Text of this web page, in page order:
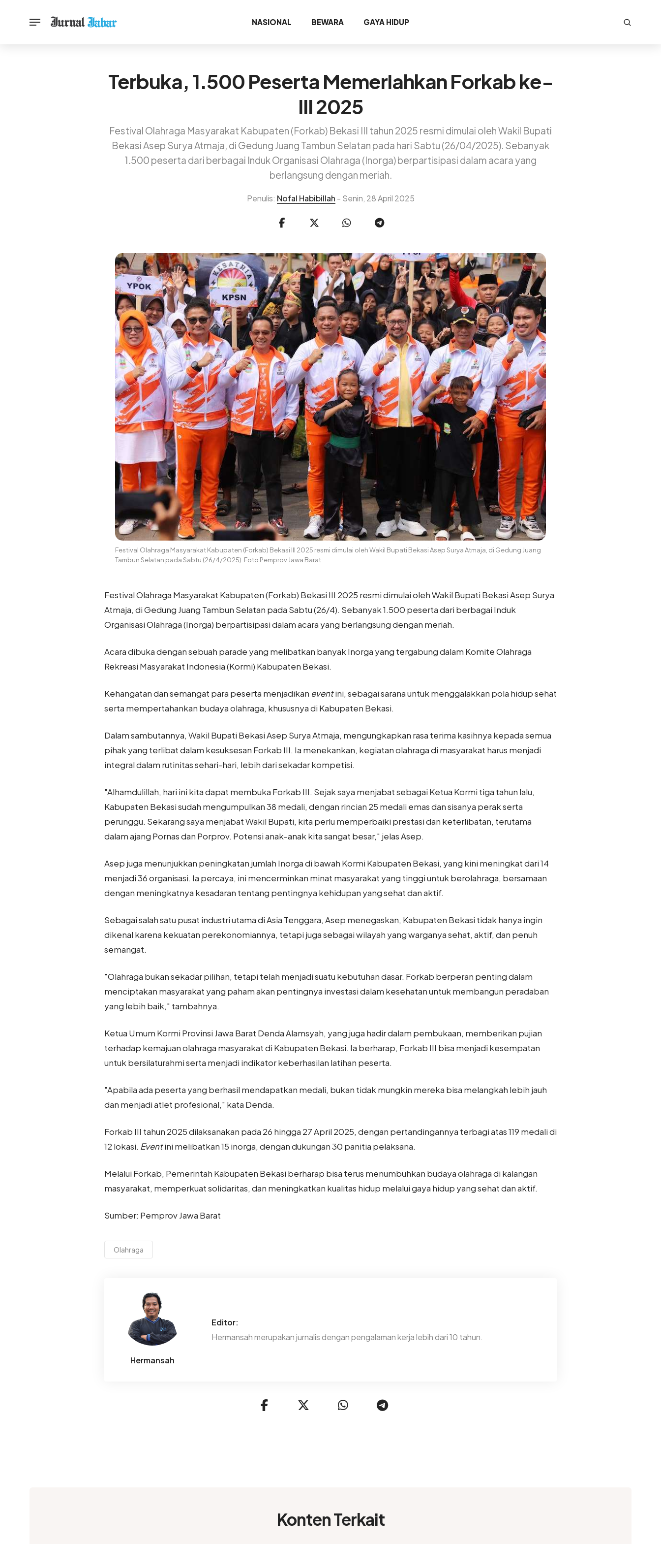
NASIONAL BEWARA GAYA HIDUP
Terbuka, 1.500 Peserta Memeriahkan Forkab ke-
III 2025
Festival Olahraga Masyarakat Kabupaten (Forkab) Bekasi III tahun 2025 resmi dimulai oleh Wakil Bupati
Bekasi Asep Surya Atmaja, di Gedung Juang Tambun Selatan pada hari Sabtu (26/04/2025). Sebanyak
1.500 peserta dari berbagai Induk Organisasi Olahraga (Inorga) berpartisipasi dalam acara yang
berlangsung dengan meriah.
Penulis: Nofal Habibillah - Senin, 28 April 2025
Festival Olahraga Masyarakat Kabupaten (Forkab) Bekasi III 2025 resmi dimulai oleh Wakil Bupati Bekasi Asep Surya Atmaja, di Gedung Juang
Tambun Selatan pada Sabtu (26/4/2025). Foto Pemprov Jawa Barat.
Festival Olahraga Masyarakat Kabupaten (Forkab) Bekasi III 2025 resmi dimulai oleh Wakil Bupati Bekasi Asep Surya
Atmaja, di Gedung Juang Tambun Selatan pada Sabtu (26/4). Sebanyak 1.500 peserta dari berbagai Induk
Organisasi Olahraga (Inorga) berpartisipasi dalam acara yang berlangsung dengan meriah.
Acara dibuka dengan sebuah parade yang melibatkan banyak Inorga yang tergabung dalam Komite Olahraga
Rekreasi Masyarakat Indonesia (Kormi) Kabupaten Bekasi.
Kehangatan dan semangat para peserta menjadikan eventini, sebagai sarana untuk menggalakkan pola hidup sehat
serta mempertahankan budaya olahraga, khususnya di Kabupaten Bekasi.
Dalam sambutannya, Wakil Bupati Bekasi Asep Surya Atmaja, mengungkapkan rasa terima kasihnya kepada semua
pihak yang terlibat dalam kesuksesan Forkab III. Ia menekankan, kegiatan olahraga di masyarakat harus menjadi
integral dalam rutinitas sehari-hari, lebih dari sekadar kompetisi.
"Alhamdulillah, hari ini kita dapat membuka Forkab III. Sejak saya menjabat sebagai Ketua Kormi tiga tahun lalu,
Kabupaten Bekasi sudah mengumpulkan 38 medali, dengan rincian 25 medali emas dan sisanya perak serta
perunggu. Sekarang saya menjabat Wakil Bupati, kita perlu memperbaiki prestasi dan keterlibatan, terutama
dalam ajang Pornas dan Porprov. Potensi anak-anak kita sangat besar," jelas Asep.
Asep juga menunjukkan peningkatan jumlah Inorga di bawah Kormi Kabupaten Bekasi, yang kini meningkat dari 14
menjadi 36 organisasi. Ia percaya, ini mencerminkan minat masyarakat yang tinggi untuk berolahraga, bersamaan
dengan meningkatnya kesadaran tentang pentingnya kehidupan yang sehat dan aktif.
Sebagai salah satu pusat industri utama di Asia Tenggara, Asep menegaskan, Kabupaten Bekasi tidak hanya ingin
dikenal karena kekuatan perekonomiannya, tetapi juga sebagai wilayah yang warganya sehat, aktif, dan penuh
semangat.
"Olahraga bukan sekadar pilihan, tetapi telah menjadi suatu kebutuhan dasar. Forkab berperan penting dalam
menciptakan masyarakat yang paham akan pentingnya investasi dalam kesehatan untuk membangun peradaban
yang lebih baik," tambahnya.
Ketua Umum Kormi Provinsi Jawa Barat Denda Alamsyah, yang juga hadir dalam pembukaan, memberikan pujian
terhadap kemajuan olahraga masyarakat di Kabupaten Bekasi. Ia berharap, Forkab III bisa menjadi kesempatan
untuk bersilaturahmi serta menjadi indikator keberhasilan latihan peserta.
"Apabila ada peserta yang berhasil mendapatkan medali, bukan tidak mungkin mereka bisa melangkah lebih jauh
dan menjadi atlet profesional," kata Denda.
Forkab III tahun 2025 dilaksanakan pada 26 hingga 27 April 2025, dengan pertandingannya terbagi atas 119 medali di
12 lokasi. Eventini melibatkan 15 inorga, dengan dukungan 30 panitia pelaksana.
Melalui Forkab, Pemerintah Kabupaten Bekasi berharap bisa terus menumbuhkan budaya olahraga di kalangan
masyarakat, memperkuat solidaritas, dan meningkatkan kualitas hidup melalui gaya hidup yang sehat dan aktif.
Sumber: Pemprov Jawa Barat
Olahraga
Hermansah
Editor:
Hermansah merupakan jurnalis dengan pengalaman kerja lebih dari 10 tahun.
Konten Terkait